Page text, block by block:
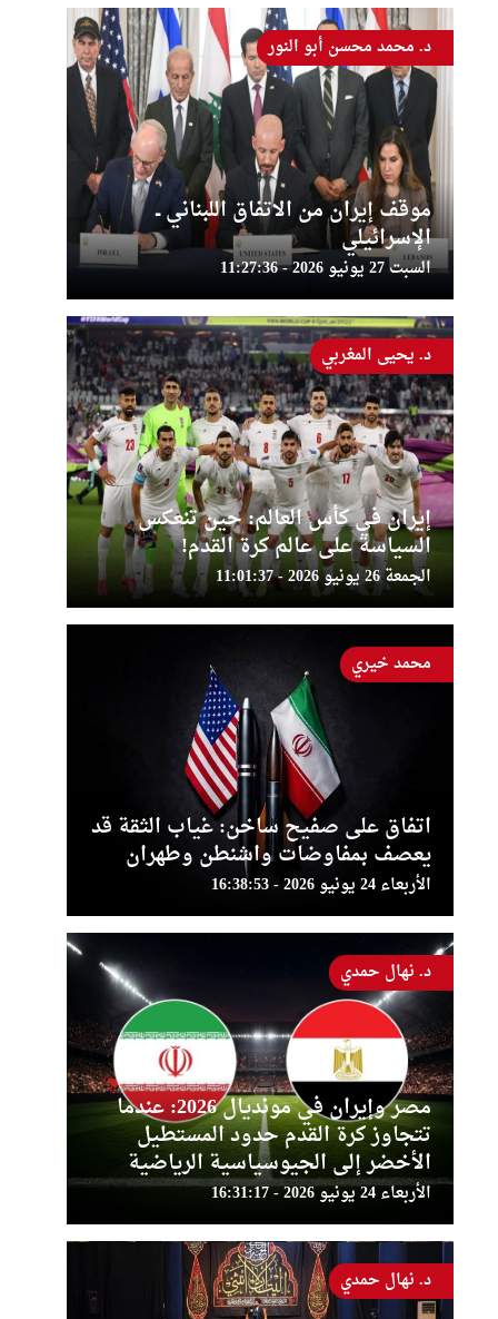
موقف إيران من الاتفاق اللبناني ــ
الإسرائيلي
السبت 27 يونيو 2026 - 11:27:36
د. محمد محسن أبو النور
إيران في كأس العالم: حين تنعكس
السياسة على عالم كرة القدم!
الجمعة 26 يونيو 2026 - 11:01:37
د. يحيى المغربي
اتفاق على صفيح ساخن: غياب الثقة قد
يعصف بمفاوضات واشنطن وطهران
الأربعاء 24 يونيو 2026 - 16:38:53
محمد خيري
مصر وإيران في مونديال 2026: عندما
تتجاوز كرة القدم حدود المستطيل
الأخضر إلى الجيوسياسية الرياضية
الأربعاء 24 يونيو 2026 - 16:31:17
د. نهال حمدي
د. نهال حمدي